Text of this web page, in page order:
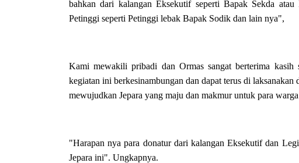
bahkan dari kalangan Eksekutif seperti Bapak Sekda
Petinggi seperti Petinggi lebak Bapak Sodik dan lain nya",
Kami mewakili pribadi dan Ormas sangat berterima kasih
kegiatan ini berkesinambungan dan dapat terus di
mewujudkan Jepara yang maju dan makmur untuk para
"Harapan nya para donatur dari kalangan Eksekutif dan
Jepara ini". Ungkapnya.